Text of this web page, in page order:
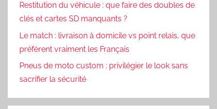
Restitution du véhicule : que faire des doubles de
clés et cartes SD manquants ?
Le match : livraison à domicile vs point relais, que
préfèrent vraiment les Français
Pneus de moto custom : privilégier le look sans
sacrifier la sécurité